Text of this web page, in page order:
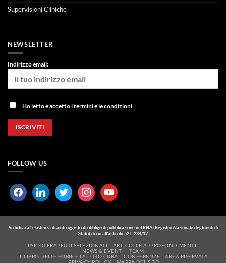
Supervisioni Cliniche
NEWSLETTER
Indirizzo email:
Ho letto e accetto i termini e le condizioni
FOLLOW US
facebooklinkedin twitter instagramyoutube
Si dichiara l’esistenza di aiuti oggetto di obbligo di pubblicazione nel RNA (Registro Nazionale degli aiuti di
Stato) di cui all’articolo 52 L.234/12
PSICOTERAPEUTI SELEZIONATI
ARTICOLI E APPROFONDIMENTI
NEWS & EVENTI
TEAM
IL LIBRO DELLE FOBIE E LA LORO CURA – CONFERENZE
AREA RISERVATA